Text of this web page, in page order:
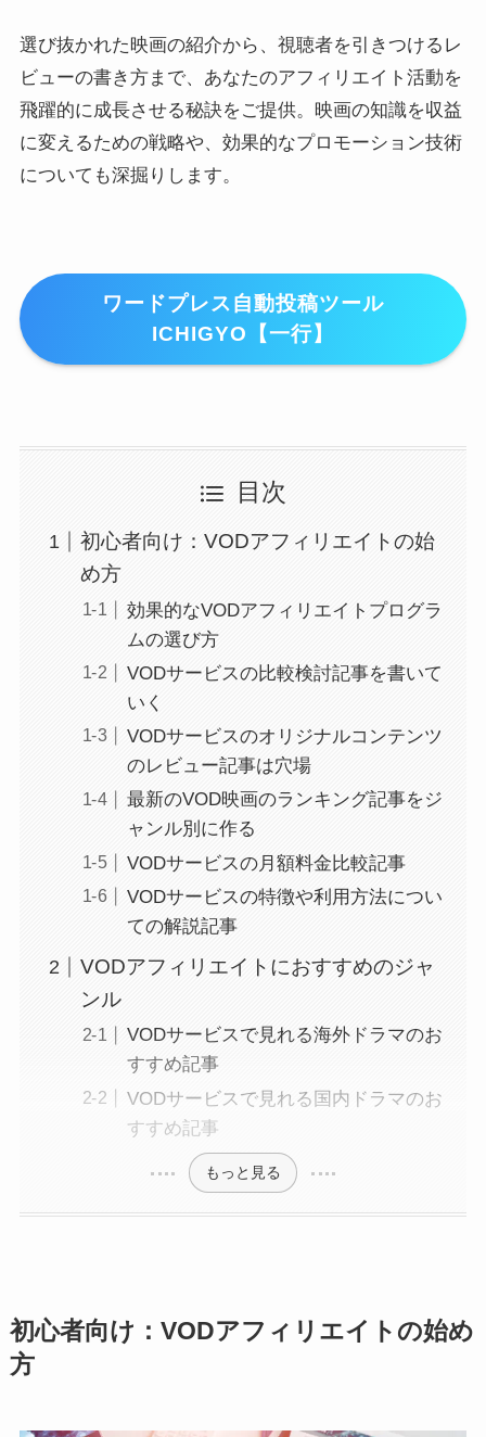
選び抜かれた映画の紹介から、視聴者を引きつけるレ
ビューの書き方まで、あなたのアフィリエイト活動を
飛躍的に成長させる秘訣をご提供。映画の知識を収益
に変えるための戦略や、効果的なプロモーション技術
についても深掘りします。
ワードプレス自動投稿ツール
ICHIGYO【一行】
目次
初心者向け：VODアフィリエイトの始
め方
効果的なVODアフィリエイトプログラ
ムの選び方
VODサービスの比較検討記事を書いて
いく
VODサービスのオリジナルコンテンツ
のレビュー記事は穴場
最新のVOD映画のランキング記事をジ
ャンル別に作る
VODサービスの月額料金比較記事
VODサービスの特徴や利用方法につい
ての解説記事
VODアフィリエイトにおすすめのジャ
ンル
VODサービスで見れる海外ドラマのお
すすめ記事
VODサービスで見れる国内ドラマのお
すすめ記事
もっと見る
初心者向け：VODアフィリエイトの始め
方